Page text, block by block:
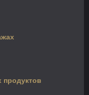
продуктов